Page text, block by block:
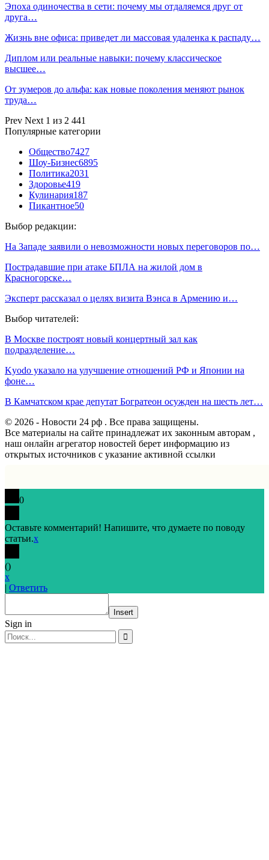
Эпоха одиночества в сети: почему мы отдаляемся друг от
друга…
Жизнь вне офиса: приведет ли массовая удаленка к распаду…
Диплом или реальные навыки: почему классическое
высшее…
От зумеров до альфа: как новые поколения меняют рынок
труда…
Prev Next 1 из 2 441
Популярные категории
Общество7427
Шоу-Бизнес6895
Политика2031
Здоровье419
Кулинария187
Пикантное50
Выбор редакции:
На Западе заявили о невозможности новых переговоров по…
Пострадавшие при атаке БПЛА на жилой дом в
Красногорске…
Эксперт рассказал о целях визита Вэнса в Армению и…
Выбор читателей:
В Москве построят новый концертный зал как
подразделение…
Kyodo указало на улучшение отношений РФ и Японии на
фоне…
В Камчатском крае депутат Богратеон осужден на шесть лет…
© 2026 - Новости 24 рф . Все права защищены.
Все материалы на сайте принадлежат их законным авторам ,
наш онлайн агрегатор новостей берет информацию из
открытых источников с указание активной ссылки
0
Оставьте комментарий! Напишите, что думаете по поводу
статьи.x
()
x
| Ответить
Insert
Sign in